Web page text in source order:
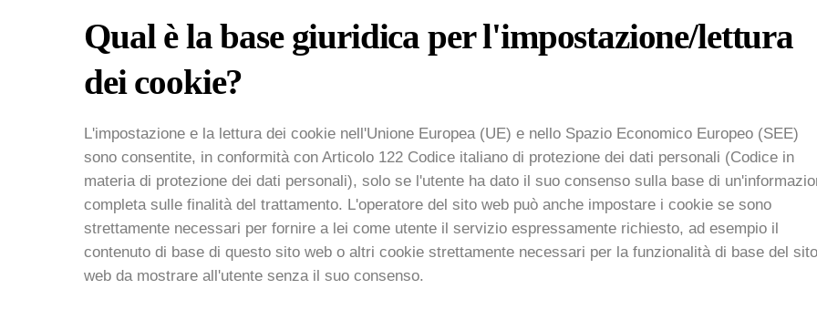
Qual è la base giuridica per l'impostazione/lettura
dei cookie?
L'impostazione e la lettura dei cookie nell'Unione Europea (UE) e nello Spazio Economico Europeo (SEE)
sono consentite, in conformità con Articolo 122 Codice italiano di protezione dei dati personali (Codice in
materia di protezione dei dati personali), solo se l'utente ha dato il suo consenso sulla base di
completa sulle finalità del trattamento. L'operatore del sito web può anche impostare i cookie se sono
strettamente necessari per fornire a lei come utente il servizio espressamente richiesto, ad esempio il
contenuto di base di questo sito web o altri cookie strettamente necessari per la funzionalità di base del sito
web da mostrare all'utente senza il suo consenso.